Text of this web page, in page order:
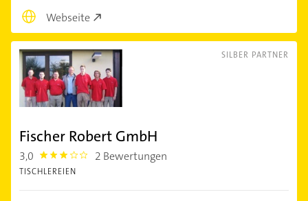
Webseite
SILBER PARTNER
Fischer Robert GmbH
3,0 3.0 2 Bewertungen
TISCHLEREIEN